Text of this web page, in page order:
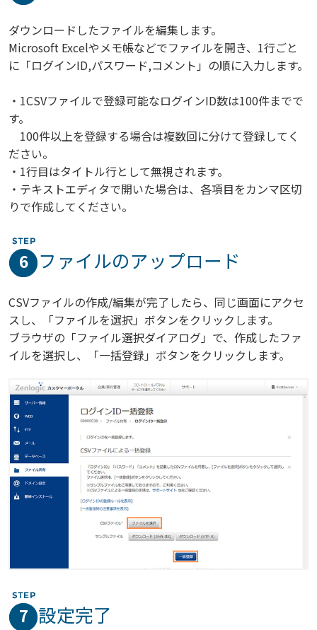
ダウンロードしたファイルを編集します。
Microsoft Excelやメモ帳などでファイルを開き、1行ごと
に「ログインID,パスワード,コメント」の順に入力します。
・1CSVファイルで登録可能なログインID数は100件までで
す。
100件以上を登録する場合は複数回に分けて登録してく
ださい。
・1行目はタイトル行として無視されます。
・テキストエディタで開いた場合は、各項目をカンマ区切
りで作成してください。
6 ファイルのアップロード
CSVファイルの作成/編集が完了したら、同じ画面にアクセ
スし、「ファイルを選択」ボタンをクリックします。
ブラウザの「ファイル選択ダイアログ」で、作成したファ
イルを選択し、「一括登録」ボタンをクリックします。
7 設定完了